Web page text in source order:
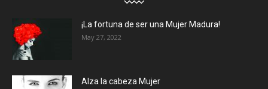
¡La fortuna de ser una Mujer Madura!
May 27, 2022
Alza la cabeza Mujer